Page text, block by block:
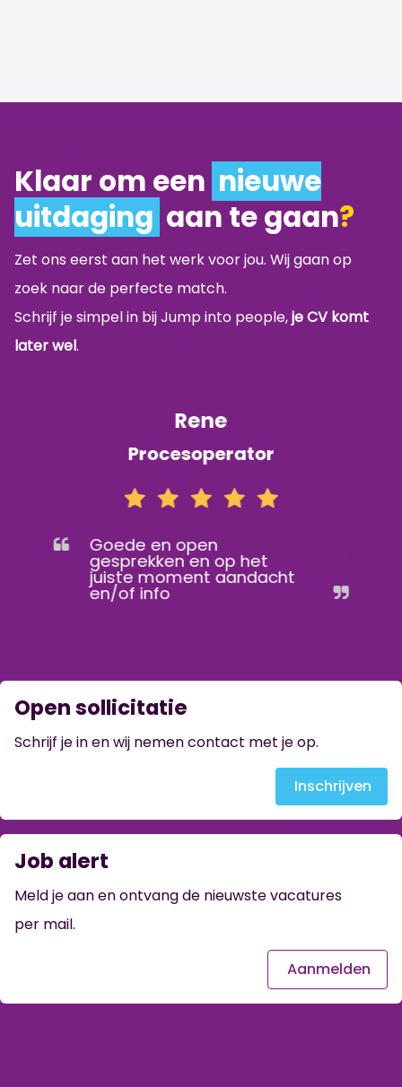
Klaar om een nieuwe
uitdaging aan te gaan?
Zet ons eerst aan het werk voor jou. Wij gaan op
zoek naar de perfecte match.
Schrijf je simpel in bij Jump into people,je CV komt
later wel.
Rene
Procesoperator
Goede en open
gesprekken en op het
juiste moment aandacht
en/of info
Open sollicitatie
Schrijf je in en wij nemen contact met je op.
Inschrijven
Job alert
Meld je aan en ontvang de nieuwste vacatures
per mail.
Aanmelden